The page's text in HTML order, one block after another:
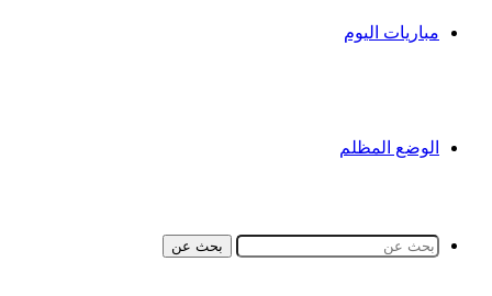
مباريات اليوم
الوضع المظلم
بحث عن